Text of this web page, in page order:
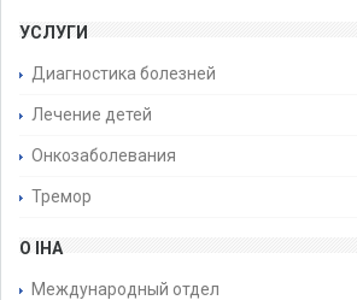
УСЛУГИ
Диагностика болезней
Лечение детей
Онкозаболевания
Тремор
О IHA
Международный отдел